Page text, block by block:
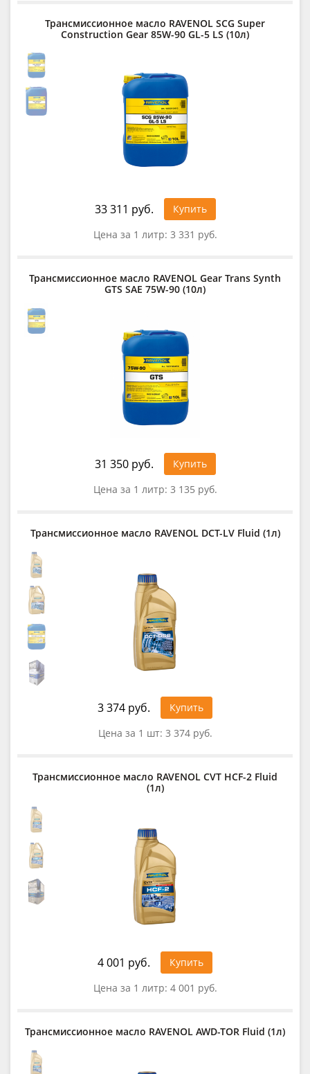
Трансмиссионное масло RAVENOL SCG Super
Construction Gear 85W-90 GL-5 LS (10л)
33 311 руб.
Купить
Цена за 1 литр: 3 331 руб.
Трансмиссионное масло RAVENOL Gear Trans Synth
GTS SAE 75W-90 (10л)
31 350 руб.
Купить
Цена за 1 литр: 3 135 руб.
Трансмиссионное масло RAVENOL DCT-LV Fluid (1л)
3 374 руб.
Купить
Цена за 1 шт: 3 374 руб.
Трансмиссионное масло RAVENOL CVT HCF-2 Fluid
(1л)
4 001 руб.
Купить
Цена за 1 литр: 4 001 руб.
Трансмиссионное масло RAVENOL AWD-TOR Fluid (1л)